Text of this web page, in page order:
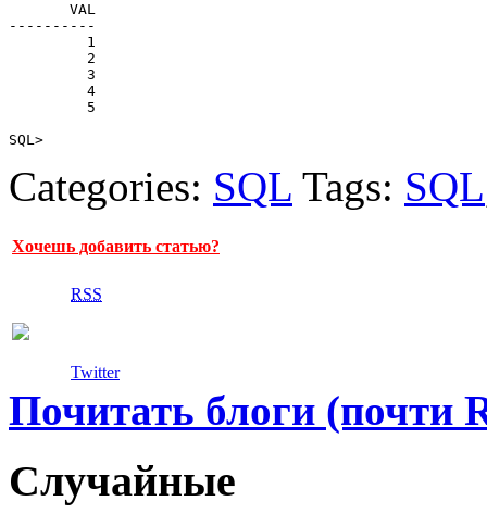
       VAL
----------
         1
         2
         3
         4
         5
SQL>
Categories: SQL Tags: SQL
Хочешь добавить статью?
RSS
Twitter
Почитать блоги (почти
Случайные